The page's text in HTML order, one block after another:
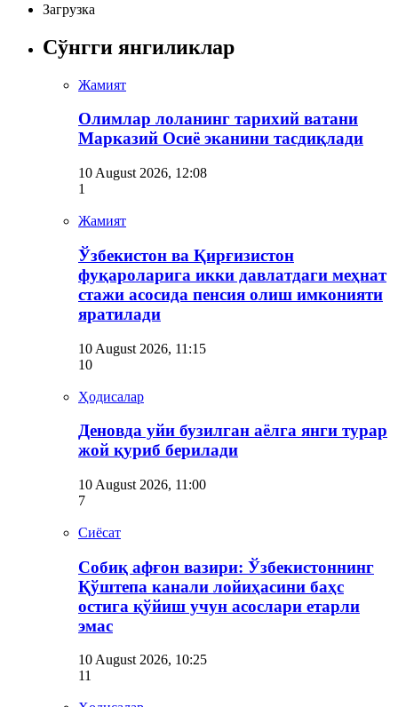
Загрузка
Сўнгги янгиликлар
Жамият
Олимлар лоланинг тарихий ватани
Марказий Осиё эканини тасдиқлади
10 August 2026, 12:08
1
Жамият
Ўзбекистон ва Қирғизистон
фуқароларига икки давлатдаги меҳнат
стажи асосида пенсия олиш имконияти
яратилади
10 August 2026, 11:15
10
Ҳодисалар
Деновда уйи бузилган аёлга янги турар
жой қуриб берилади
10 August 2026, 11:00
7
Сиёсат
Собиқ афғон вазири: Ўзбекистоннинг
Қўштепа канали лойиҳасини баҳс
остига қўйиш учун асослари етарли
эмас
10 August 2026, 10:25
11